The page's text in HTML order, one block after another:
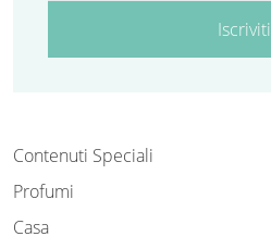
Iscriviti
Contenuti Speciali
Profumi
Casa